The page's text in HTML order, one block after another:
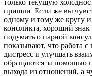
только текущую
пришли. Если же вы
одному и тому же кругу
конфликта, хороший знак
подумать о парной
показывают, что работа
дистресс и улучшать
обращаются за помощью
выхода из отношений, а